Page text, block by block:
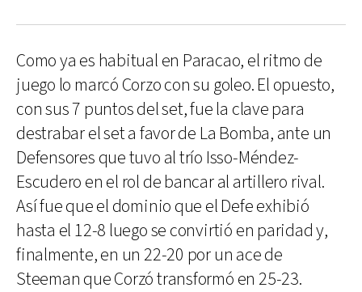
Como ya es habitual en Paracao, el ritmo de
juego lo marcó Corzo con su goleo. El opuesto,
con sus 7 puntos del set, fue la clave para
destrabar el set a favor de La Bomba, ante un
Defensores que tuvo al trío Isso-Méndez-
Escudero en el rol de bancar al artillero rival.
Así fue que el dominio que el Defe exhibió
hasta el 12-8 luego se convirtió en paridad y,
finalmente, en un 22-20 por un ace de
Steeman que Corzó transformó en 25-23.